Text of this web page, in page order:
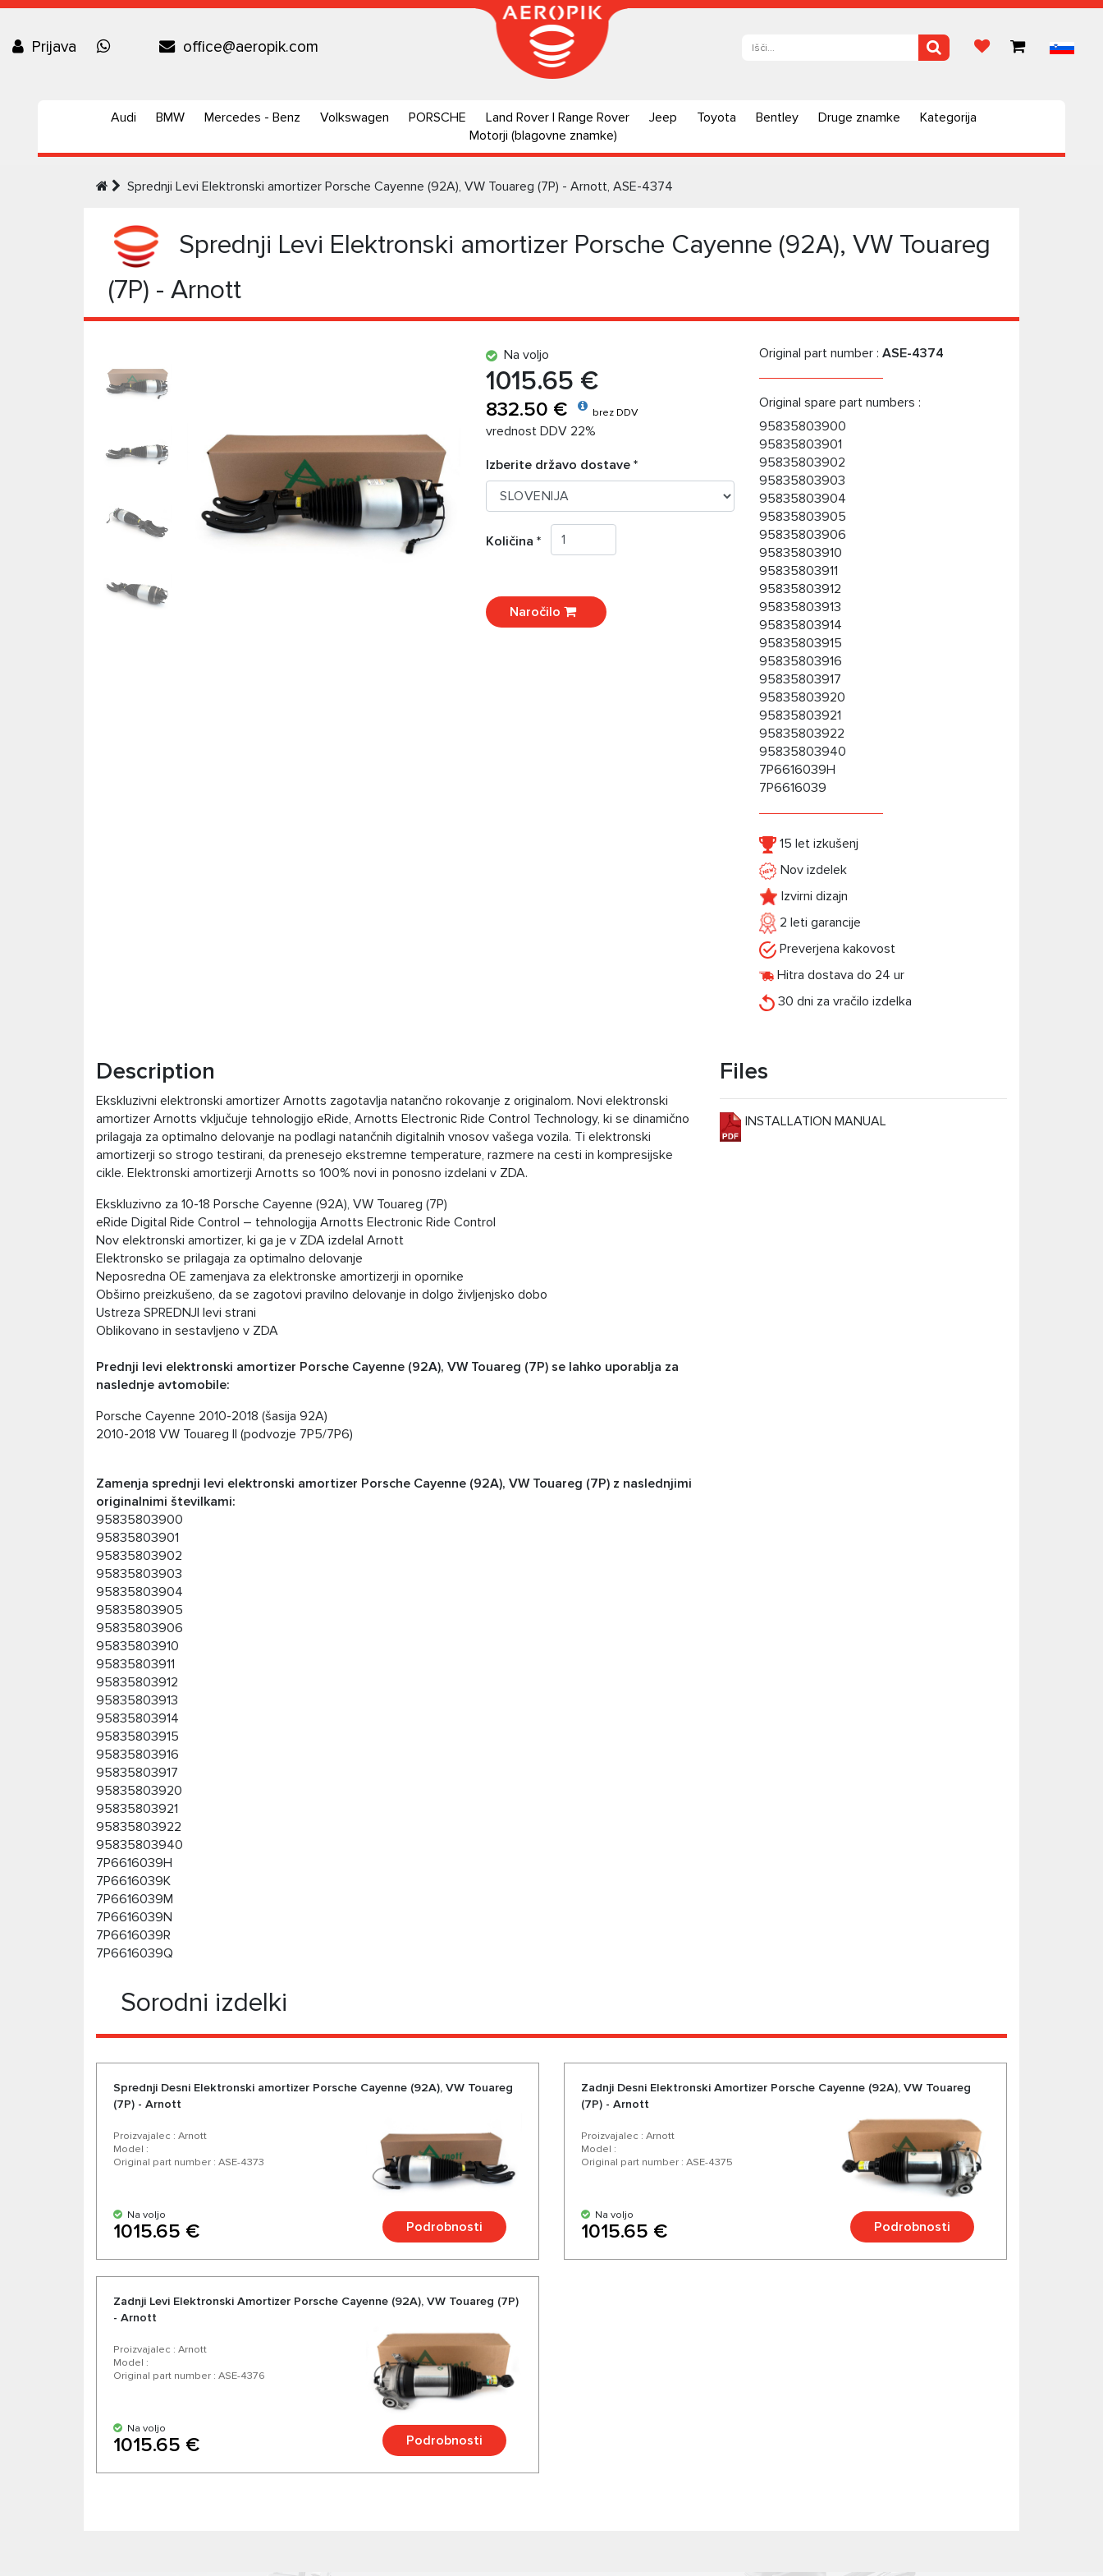
Prijava office@aeropik.com
Audi BMW Mercedes - Benz Volkswagen PORSCHE Land Rover | Range Rover Jeep Toyota Bentley Druge znamke
Kategorija
Motorji (blagovne znamke)
Sprednji Levi Elektronski amortizer Porsche Cayenne (92A), VW Touareg (7P) - Arnott, ASE-4374
Sprednji Levi Elektronski amortizer Porsche Cayenne (92A), VW Touareg
(7P) - Arnott
Na voljo
1015.65 €
832.50 € brez DDV
vrednost DDV 22%
Izberite državo dostave *
Količina *
Naročilo
Original part number : ASE-4374
Original spare part numbers :
95835803900
95835803901
95835803902
95835803903
95835803904
95835803905
95835803906
95835803910
95835803911
95835803912
95835803913
95835803914
95835803915
95835803916
95835803917
95835803920
95835803921
95835803922
95835803940
7P6616039H
7P6616039
15 let izkušenj
Nov izdelek
Izvirni dizajn
2 leti garancije
Preverjena kakovost
Hitra dostava do 24 ur
30 dni za vračilo izdelka
Description
Ekskluzivni elektronski amortizer Arnotts zagotavlja natančno rokovanje z originalom. Novi elektronski
amortizer Arnotts vključuje tehnologijo eRide, Arnotts Electronic Ride Control Technology, ki se dinamično
prilagaja za optimalno delovanje na podlagi natančnih digitalnih vnosov vašega vozila. Ti elektronski
amortizerji so strogo testirani, da prenesejo ekstremne temperature, razmere na cesti in kompresijske
cikle. Elektronski amortizerji Arnotts so 100% novi in ponosno izdelani v ZDA.
Ekskluzivno za 10-18 Porsche Cayenne (92A), VW Touareg (7P)
eRide Digital Ride Control – tehnologija Arnotts Electronic Ride Control
Nov elektronski amortizer, ki ga je v ZDA izdelal Arnott
Elektronsko se prilagaja za optimalno delovanje
Neposredna OE zamenjava za elektronske amortizerji in opornike
Obširno preizkušeno, da se zagotovi pravilno delovanje in dolgo življenjsko dobo
Ustreza SPREDNJI levi strani
Oblikovano in sestavljeno v ZDA
Prednji levi elektronski amortizer Porsche Cayenne (92A), VW Touareg (7P) se lahko uporablja za
naslednje avtomobile:
Porsche Cayenne 2010-2018 (šasija 92A)
2010-2018 VW Touareg II (podvozje 7P5/7P6)
Zamenja sprednji levi elektronski amortizer Porsche Cayenne (92A), VW Touareg (7P) z naslednjimi
originalnimi številkami:
95835803900
95835803901
95835803902
95835803903
95835803904
95835803905
95835803906
95835803910
95835803911
95835803912
95835803913
95835803914
95835803915
95835803916
95835803917
95835803920
95835803921
95835803922
95835803940
7P6616039H
7P6616039K
7P6616039M
7P6616039N
7P6616039R
7P6616039Q
Files
INSTALLATION MANUAL
Sorodni izdelki
Sprednji Desni Elektronski amortizer Porsche Cayenne (92A), VW Touareg
(7P) - Arnott
Proizvajalec : Arnott
Model :
Original part number : ASE-4373
Na voljo
1015.65 € Podrobnosti
Zadnji Desni Elektronski Amortizer Porsche Cayenne (92A), VW Touareg
(7P) - Arnott
Proizvajalec : Arnott
Model :
Original part number : ASE-4375
Na voljo
1015.65 € Podrobnosti
Zadnji Levi Elektronski Amortizer Porsche Cayenne (92A), VW Touareg (7P)
- Arnott
Proizvajalec : Arnott
Model :
Original part number : ASE-4376
Na voljo
1015.65 € Podrobnosti